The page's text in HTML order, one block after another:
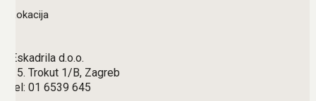
Lokacija
Eskadrila d.o.o.
15. Trokut 1/B, Zagreb
tel: 01 6539 645